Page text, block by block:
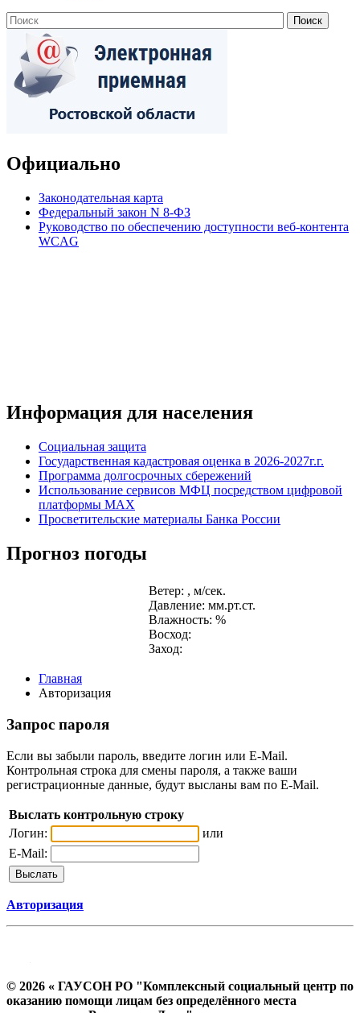
Официально
Законодательная карта
Федеральный закон N 8-ФЗ
Руководство по обеспечению доступности веб-контента
WCAG
Информация для населения
Социальная защита
Государственная кадастровая оценка в 2026-2027г.г.
Программа долгосрочных сбережений
Использование сервисов МФЦ посредством цифровой
платформы MAX
Просветительские материалы Банка России
Прогноз погоды
Ветер: , м/сек.
Давление: мм.рт.ст.
Влажность: %
Восход:
Заход:
Главная
Авторизация
Запрос пароля
Если вы забыли пароль, введите логин или E-Mail.
Контрольная строка для смены пароля, а также ваши
регистрационные данные, будут высланы вам по E-Mail.
Выслать контрольную строку
Логин:
или
E-Mail:
Авторизация
© 2026 « ГАУСОН РО "Комплексный социальный центр по
оказанию помощи лицам без определённого места